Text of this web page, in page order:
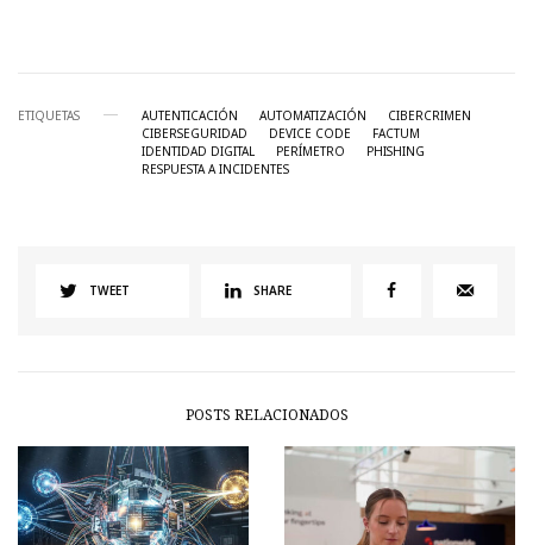
ETIQUETAS AUTENTICACIÓN AUTOMATIZACIÓN
CIBERCRIMEN
CIBERSEGURIDAD
DEVICE CODE
FACTUM
IDENTIDAD DIGITAL
PERÍMETRO
PHISHING
RESPUESTA A INCIDENTES
TWEET SHARE
POSTS RELACIONADOS